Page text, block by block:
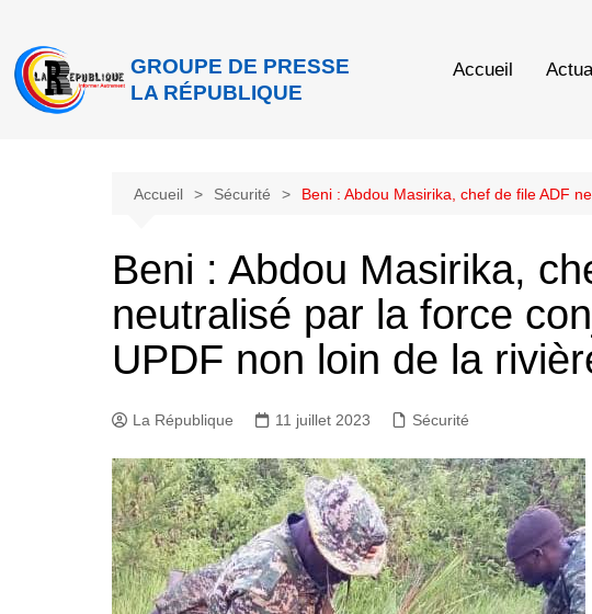
GROUPE DE PRESSE
LA RÉPUBLIQUE
Accueil
Accueil Sécurité Beni : Abdou Masirika, chef de file ADF
Beni : Abdou Masirika,
neutralisé par la force
UPDF non loin de la
La République 11 juillet 2023 Sécurité